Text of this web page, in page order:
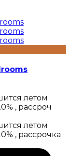
летом
, рассроч
летом
, рассрочка